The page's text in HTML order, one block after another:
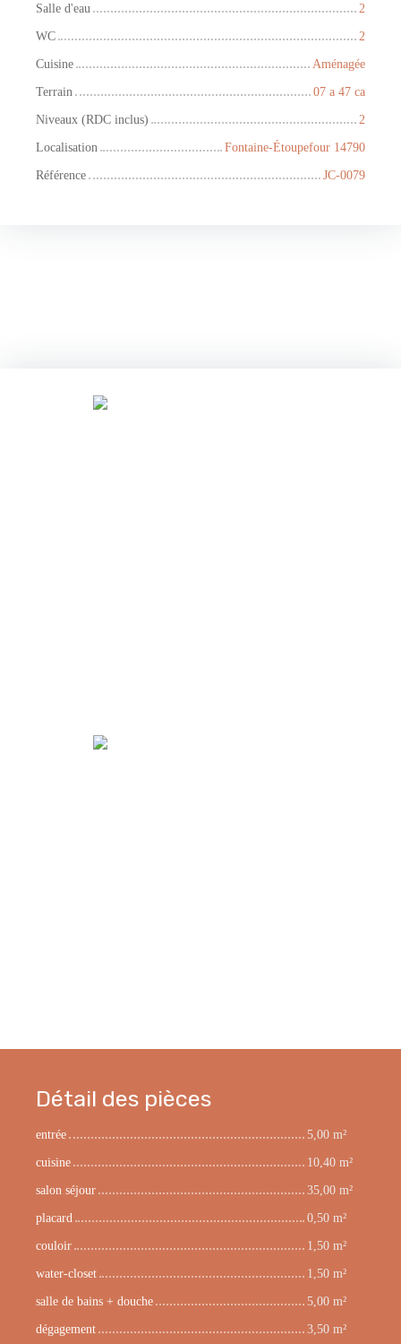
Salle d'eau
2
WC
2
Cuisine
Aménagée
Terrain
07 a 47 ca
Niveaux (RDC inclus)
2
Localisation
Fontaine-Étoupefour 14790
Référence
JC-0079
Détail des pièces
entrée
5,00 m²
cuisine
10,40 m²
salon séjour
35,00 m²
placard
0,50 m²
couloir
1,50 m²
water-closet
1,50 m²
salle de bains + douche
5,00 m²
dégagement
3,50 m²